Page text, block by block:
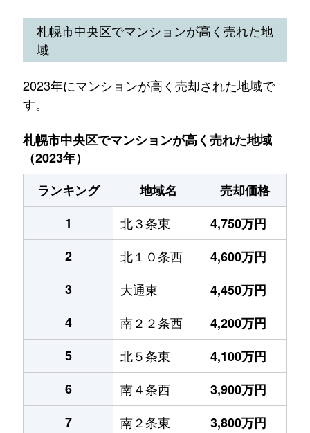
札幌市中央区でマンションが高く売れた地
域
2023年にマンションが高く売却された地域で
す。
札幌市中央区でマンションが高く売れた地域
（2023年）
ランキング
地域名
売却価格
1
北３条東
4,750万円
2
北１０条西
4,600万円
3
大通東
4,450万円
4
南２２条西
4,200万円
5
北５条東
4,100万円
6
南４条西
3,900万円
7
南２条東 3,800万円